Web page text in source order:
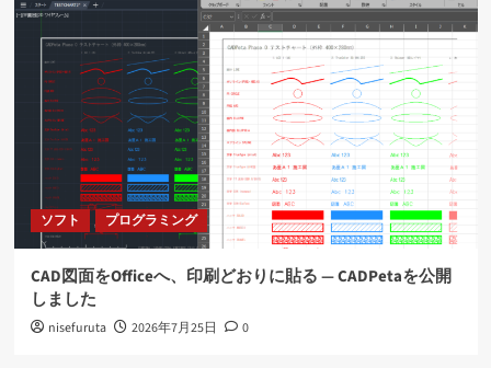
ソフト プログラミング
CAD図面をOfficeへ、印刷どおりに貼る ― CADPetaを公開
しました
nisefuruta 2026年7月25日 0